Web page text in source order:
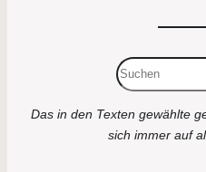
Das in den Texten gewählte
sich immer auf